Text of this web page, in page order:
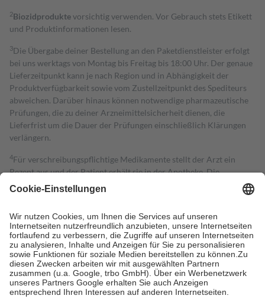
2Biozidproduktevorsichtig verwenden. Vor Gebrauch stets Etikett
und Produktinformationen lesen.
3Die Übergabe deiner Bestellung an den Paketdienstleister erfolgt
bei uns werktags von Montag bis Freitag bis 18:00 Uhr. Der genaue
Lieferzeitpunkt kann je nach Region und in Abhängigkeit der
Produktverfügbarkeit sowie vom Zustellzeitpunkt des Spediteurs
abweichen. Darüber hinaus können notwendige pharmazeutische
Prüfungen, die zu deiner Arzneimittelsicherheit dienen, die
Lieferfrist um die Dauer der Prüfungen einschließlich Klärungen
verlängern.
4Für verschreibungspflichtige Medikamente stellt der Arzt ein
Rezept aus und der Patient erhält sie in der Apotheke. Die
gesetzliche Krankenversicherung übernimmt in der Regel die
Kosten dafür, der Versicherte trägt einen Teil davon als Zuzahlung
Grundsätzlich leisten Mitglieder Zuzahlungen in Höhe von zehn
Prozent des Abgabepreises,mindestens jedochfünf Euround
höchstens zehn Euro.Es sind jedoch nie mehr als die tatsächlichen
Kosten der Leistung zu entrichten.
Diese Regeln gelten grundsätzlich auch für Online-Apotheken.
Bei Heilmitteln und häuslicher Krankenpflege beträgt die
Zuzahlung zehn Prozent der Kosten sowie zehn Euro je